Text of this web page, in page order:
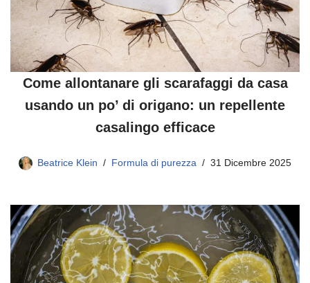
Come allontanare gli scarafaggi da casa
usando un po’ di origano: un repellente
casalingo efficace
Beatrice Klein Formula di purezza 31 Dicembre 2025